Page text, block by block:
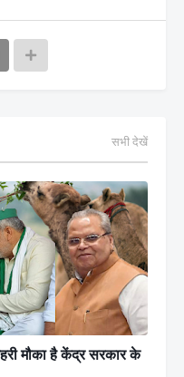
सभी देखें
मौका है केंद्र सरकार के